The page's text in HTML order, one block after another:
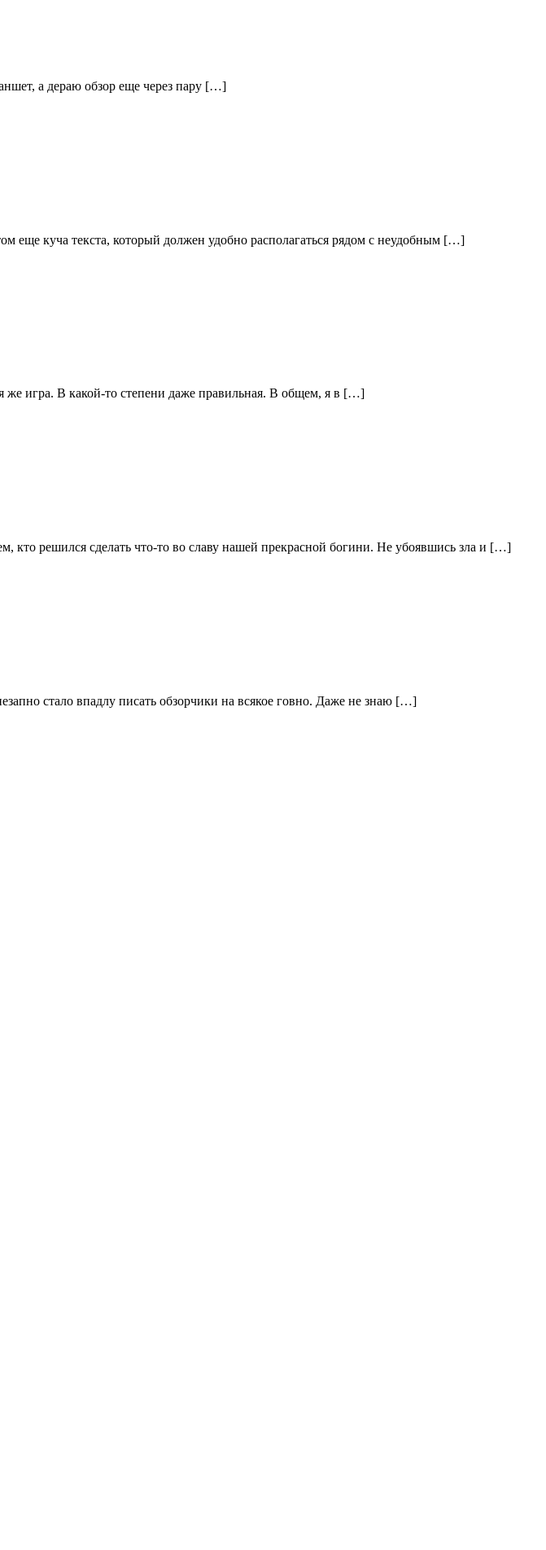
а дераю обзор еще через пару […]
еще куча текста, который должен удобно располагаться рядом с неудобным […]
же игра. В какой-то степени даже правильная. В общем, я в […]
кто решился сделать что-то во славу нашей прекрасной богини. Не убоявшись зла и […]
стало впадлу писать обзорчики на всякое говно. Даже не знаю […]